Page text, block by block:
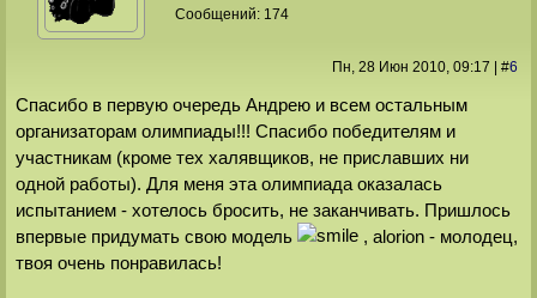
Сообщений: 174
Пн, 28 Июн 2010, 09:17 #6
Спасибо в первую очередь Андрею и всем остальным
организаторам олимпиады!!! Спасибо победителям и
участникам (кроме тех халявщиков, не приславших ни
одной работы). Для меня эта олимпиада оказалась
испытанием - хотелось бросить, не заканчивать. Пришлось
впервые придумать свою модель
, alorion - молодец,
твоя очень понравилась!